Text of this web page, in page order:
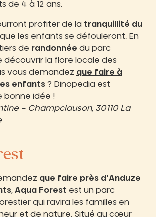
de 4 à 12 ans.
profiter de la tranquillité du
les enfants se défouleront. En
de randonnée du parc
la flore locale des
vous demandez que faire à
enfants ? Dinopedia est
bonne idée !
– Champclauson, 30110 La
que faire près d’Anduze
Aqua Forest est un parc
qui ravira les familles en
et de nature. Situé au cœur